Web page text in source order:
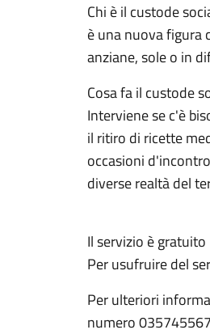
Chi è il custode
è una nuova figura
anziane, sole o in
Cosa fa il custode
Interviene se c'è
il ritiro di ricette
occasioni
diverse realtà del
Il servizio è gratuito
Per usufruire del
Per ulteriori
numero